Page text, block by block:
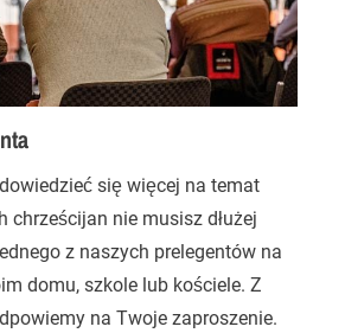
się więcej na temat
chrześcijan nie musisz dłużej
z naszych prelegentów na
domu, szkole lub kościele. Z
na Twoje zaproszenie.